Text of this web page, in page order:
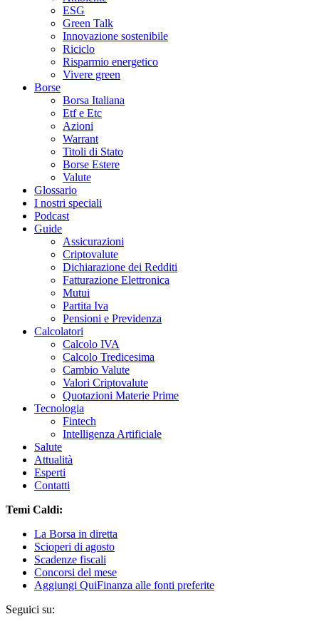
ESG
Green Talk
Innovazione sostenibile
Riciclo
Risparmio energetico
Vivere green
Borse
Borsa Italiana
Etf e Etc
Azioni
Warrant
Titoli di Stato
Borse Estere
Valute
Glossario
I nostri speciali
Podcast
Guide
Assicurazioni
Criptovalute
Dichiarazione dei Redditi
Fatturazione Elettronica
Mutui
Partita Iva
Pensioni e Previdenza
Calcolatori
Calcolo IVA
Calcolo Tredicesima
Cambio Valute
Valori Criptovalute
Quotazioni Materie Prime
Tecnologia
Fintech
Intelligenza Artificiale
Salute
Attualità
Esperti
Contatti
Temi Caldi:
La Borsa in diretta
Scioperi di agosto
Scadenze fiscali
Concorsi del mese
Aggiungi QuiFinanza alle fonti preferite
Seguici su: